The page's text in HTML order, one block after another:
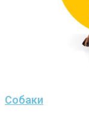
Собаки